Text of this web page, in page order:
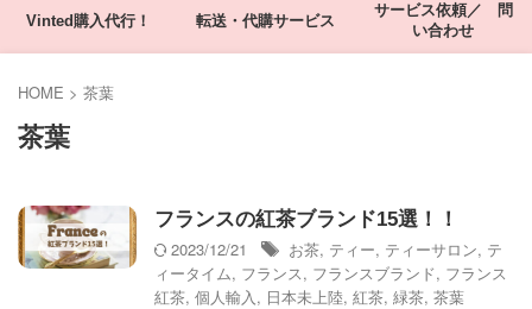
Vinted購入代行！ 転送・代購サービス
サービス依頼／ 問
い合わせ
HOME > 茶葉
茶葉
フランスの紅茶ブランド15選！！
2023/12/21
お茶, ティー, ティーサロン, テ
ィータイム, フランス, フランスブランド, フランス
紅茶, 個人輸入, 日本未上陸, 紅茶, 緑茶, 茶葉